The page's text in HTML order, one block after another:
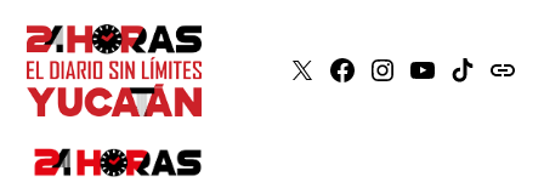
X Faceboook
Instagram
YoutubeTiktokissuu